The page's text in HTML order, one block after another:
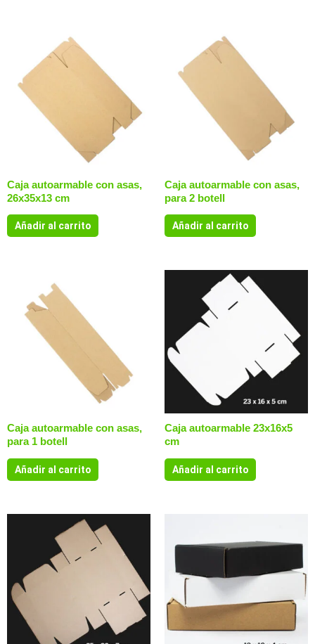
Caja autoarmable con asas,
26x35x13 cm
Añadir al carrito
Caja autoarmable con asas,
para 2 botell
Añadir al carrito
Caja autoarmable con asas,
para 1 botell
Añadir al carrito
Caja autoarmable 23x16x5
cm
Añadir al carrito